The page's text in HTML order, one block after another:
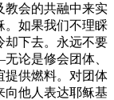
教会的共融中来实
。如果我们不理睬
却下去。永远不要
论是修会团体、
供燃料。对团体
向他人表达耶稣基